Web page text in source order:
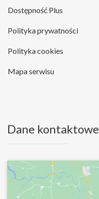
Dostępność Plus
Polityka prywatności
Polityka cookies
Mapa serwisu
Dane kontaktowe